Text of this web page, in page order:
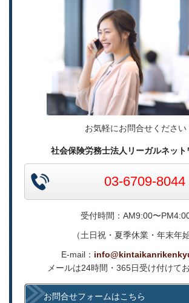
お気軽にお問合せください
社会保険労務士法人リーガルネット
03-6709-8044
受付時間：AM9:00〜
（土日祝・夏季休業・年末年始
E-mail：
メールは24時間・365日受け付けてお
お問合せフォームはこちら